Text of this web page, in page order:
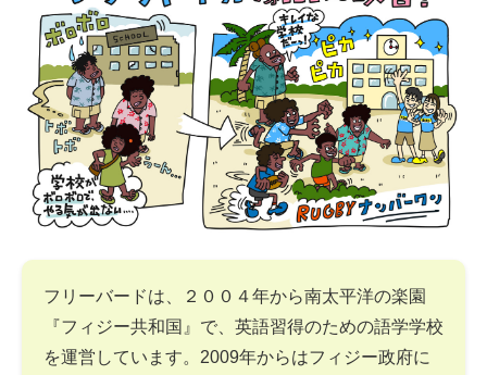
フリーバードは、２００４年から南太平洋の楽園
『フィジー共和国』で、英語習得のための語学学校
を運営しています。2009年からはフィジー政府に